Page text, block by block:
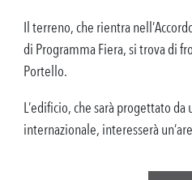
Il terreno, che rientra
di Programma Fiera, si trova di
Portello.
L’edificio, che sarà progettato
internazionale, interesserà